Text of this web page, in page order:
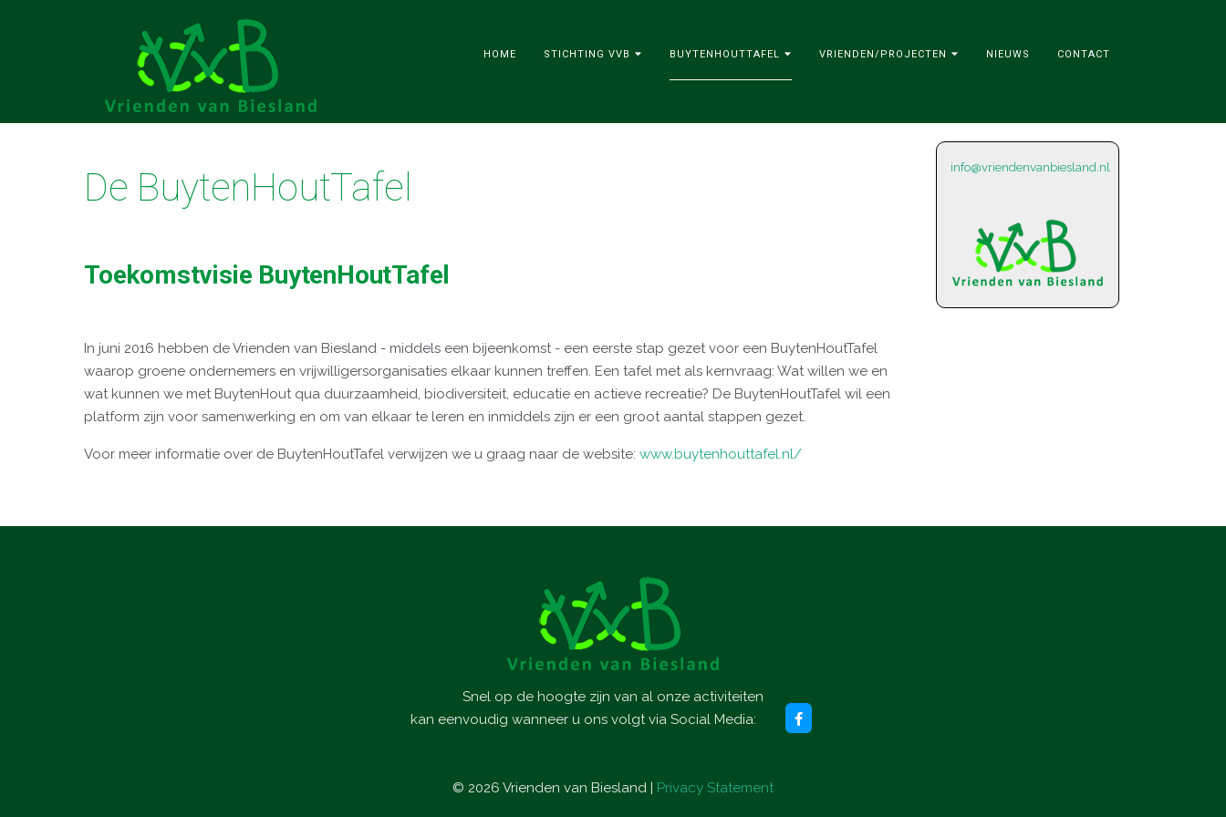
HOME STICHTING VVB BUYTENHOUTTAFEL VRIENDEN/PROJECTEN NIEUWS CONTACT
info@vriendenvanbiesland.nl
De BuytenHoutTafel
Toekomstvisie BuytenHoutTafel
In juni 2016 hebben de Vrienden van Biesland - middels een bijeenkomst - een eerste stap gezet voor een BuytenHoutTafel
waarop groene ondernemers en vrijwilligersorganisaties elkaar kunnen treffen. Een tafel met als kernvraag: Wat willen we en
wat kunnen we met BuytenHout qua duurzaamheid, biodiversiteit, educatie en actieve recreatie? De BuytenHoutTafel wil een
platform zijn voor samenwerking en om van elkaar te leren en inmiddels zijn er een groot aantal stappen gezet.
Voor meer informatie over de BuytenHoutTafel verwijzen we u graag naar de website: www.buytenhouttafel.nl/
Snel op de hoogte zijn van al onze activiteiten
kan eenvoudig wanneer u ons volgt via Social Media:
© 2026 Vrienden van Biesland | Privacy Statement